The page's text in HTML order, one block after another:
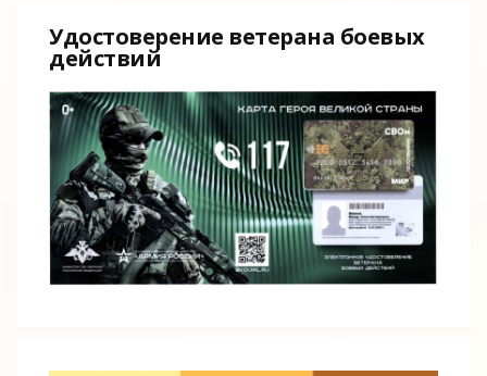
Удостоверение ветерана боевых
действий